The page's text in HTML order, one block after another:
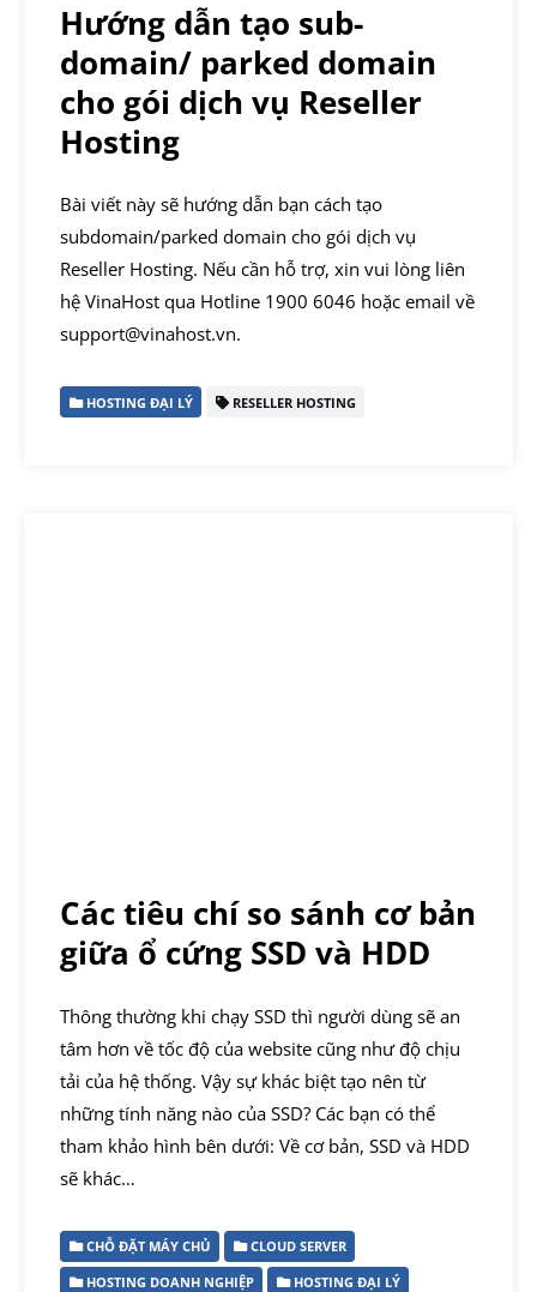
Hướng dẫn tạo sub-
domain/ parked domain
cho gói dịch vụ Reseller
Hosting
Bài viết này sẽ hướng dẫn bạn cách tạo
subdomain/parked domain cho gói dịch vụ
Reseller Hosting. Nếu cần hỗ trợ, xin vui lòng liên
hệ VinaHost qua Hotline 1900 6046 hoặc email về
support@vinahost.vn.
HOSTING ĐẠI LÝ RESELLER HOSTING
Các tiêu chí so sánh cơ bản
giữa ổ cứng SSD và HDD
Thông thường khi chạy SSD thì người dùng sẽ an
tâm hơn về tốc độ của website cũng như độ chịu
tải của hệ thống. Vậy sự khác biệt tạo nên từ
những tính năng nào của SSD? Các bạn có thể
tham khảo hình bên dưới: Về cơ bản, SSD và HDD
sẽ khác…
CHỖ ĐẶT MÁY CHỦ
CLOUD SERVER
HOSTING DOANH NGHIỆP
HOSTING ĐẠI LÝ